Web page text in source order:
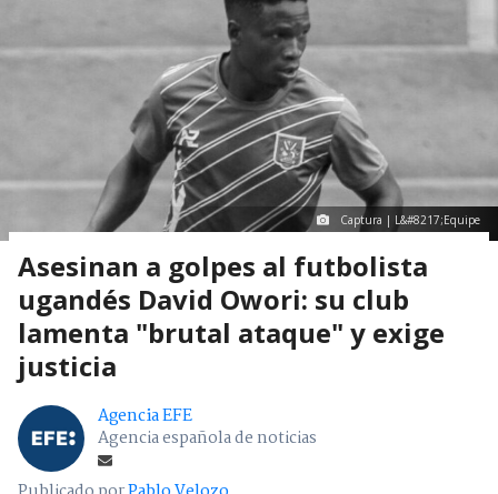
Captura | L&#8217;Equipe
Asesinan a golpes al futbolista
ugandés David Owori: su club
lamenta "brutal ataque" y exige
justicia
Agencia EFE
Agencia española de noticias